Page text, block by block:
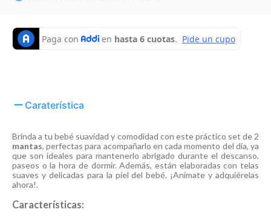
Caraterística
Brinda a tu bebé suavidad y comodidad con este práctico set de 2
mantas, perfectas para acompañarlo en cada momento del día, ya
que son ideales para mantenerlo abrigado durante el descanso,
paseos o la hora de dormir. Además, están elaboradas con telas
suaves y delicadas para la piel del bebé. ¡Anímate y adquiérelas
ahora!.
Características: